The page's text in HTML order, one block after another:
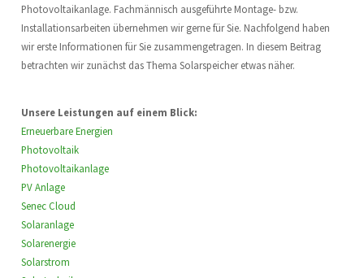
Photovoltaikanlage. Fachmännisch ausgeführte Montage- bzw.
Installationsarbeiten übernehmen wir gerne für Sie. Nachfolgend haben
wir erste Informationen für Sie zusammengetragen. In diesem Beitrag
betrachten wir zunächst das Thema Solarspeicher etwas näher.
Unsere Leistungen auf einem Blick:
Erneuerbare Energien
Photovoltaik
Photovoltaikanlage
PV Anlage
Senec Cloud
Solaranlage
Solarenergie
Solarstrom